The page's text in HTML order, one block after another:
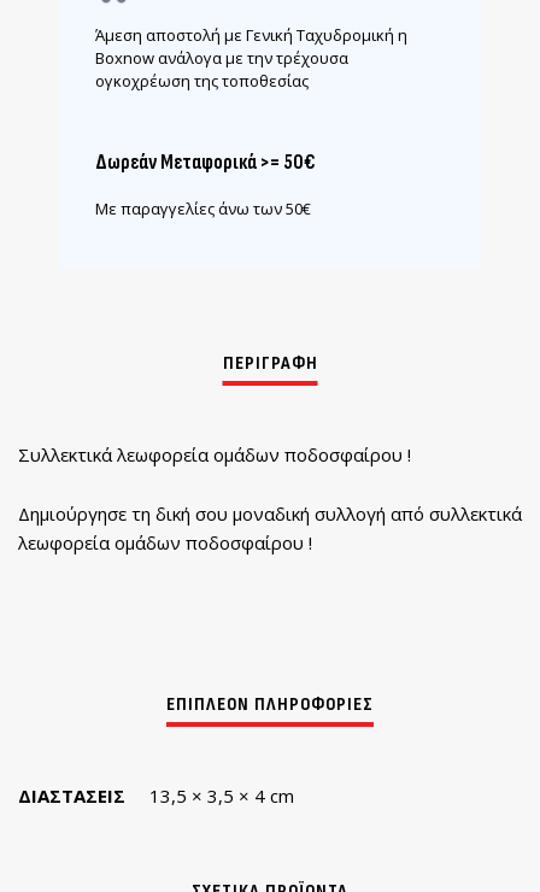
Άμεση αποστολή με Γενική Ταχυδρομική η
Boxnow ανάλογα με την τρέχουσα
ογκοχρέωση της τοποθεσίας
Δωρεάν Μεταφορικά >= 50€
Με παραγγελίες άνω των 50€
Συλλεκτικά λεωφορεία ομάδων ποδοσφαίρου !
Δημιούργησε τη δική σου μοναδική συλλογή από συλλεκτικά
λεωφορεία ομάδων ποδοσφαίρου !
ΔΙΑΣΤΆΣΕΙΣ 13,5 × 3,5 × 4 cm